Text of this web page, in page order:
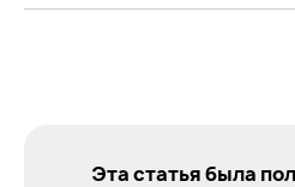
Эта статья была